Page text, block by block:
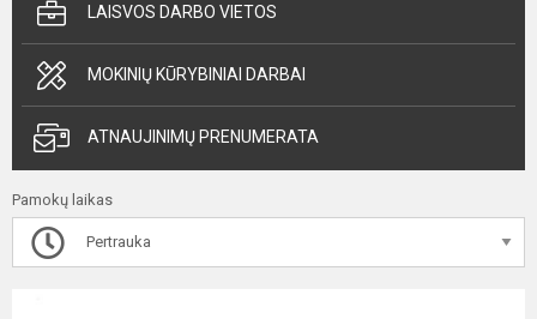
LAISVOS DARBO VIETOS
MOKINIŲ KŪRYBINIAI DARBAI
ATNAUJINIMŲ PRENUMERATA
Pamokų laikas
Pertrauka